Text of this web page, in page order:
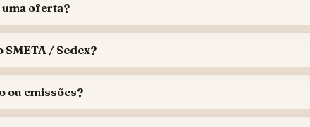
oferta?
/ Sedex?
ou emissões?